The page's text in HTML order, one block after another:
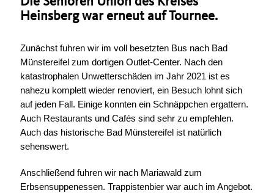
Heinsberg war erneut auf Tournee.
Zunächst fuhren wir im voll besetzten Bus nach Bad
Münstereifel zum dortigen Outlet-Center. Nach den
katastrophalen Unwetterschäden im Jahr 2021 ist es
nahezu komplett wieder renoviert, ein Besuch lohnt sich
auf jeden Fall. Einige konnten ein Schnäppchen ergattern.
Auch Restaurants und Cafés sind sehr zu empfehlen.
Auch das historische Bad Münstereifel ist natürlich
sehenswert.
Anschließend fuhren wir nach Mariawald zum
Erbsensuppenessen. Trappistenbier war auch im Angebot.